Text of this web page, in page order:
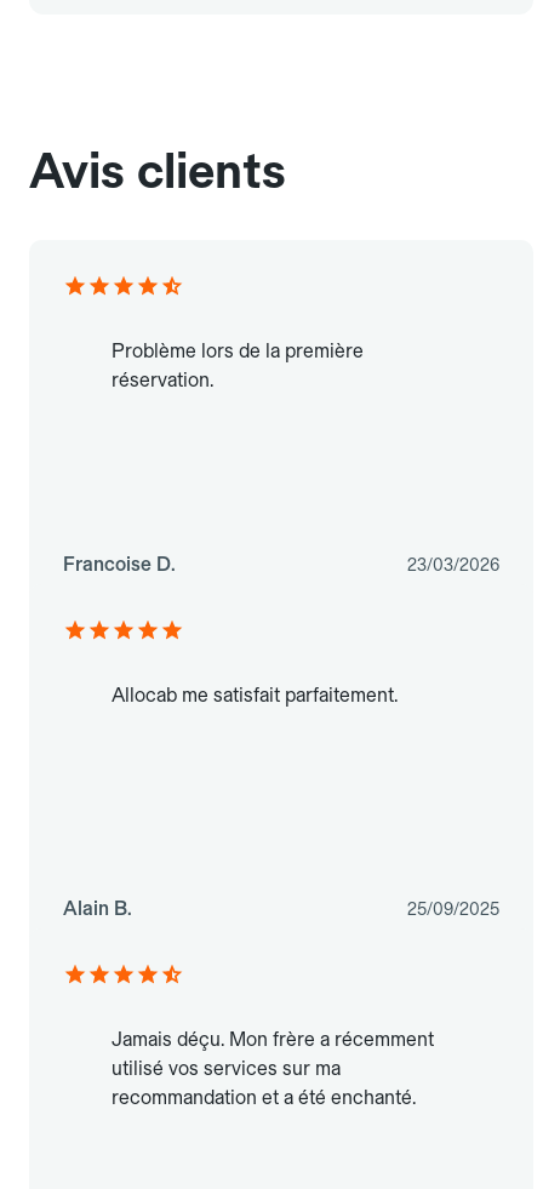
Avis clients
Problème lors de la première
réservation.
Francoise D. 23/03/2026
Allocab me satisfait parfaitement.
Alain B. 25/09/2025
Jamais déçu. Mon frère a récemment
utilisé vos services sur ma
recommandation et a été enchanté.